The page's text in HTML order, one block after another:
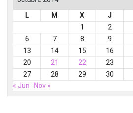
L
M X J
1
2
6
7 8 9
13
14 15 16
20
21 22 23
27
28 29 30
« Jun
Nov »